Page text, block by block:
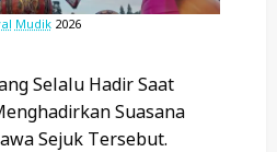
Mudik2026
Selalu Hadir Saat
Suasana
Sejuk Tersebut.